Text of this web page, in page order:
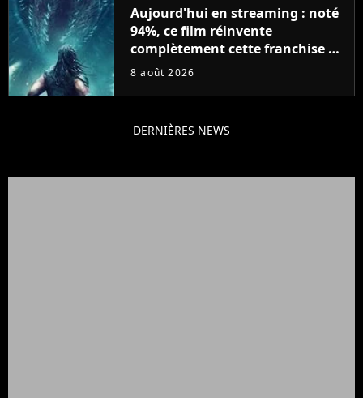
Aujourd'hui en streaming : noté
94%, ce film réinvente
complètement cette franchise de
science-fiction vieille de 40 ans
8 août 2026
DERNIÈRES NEWS